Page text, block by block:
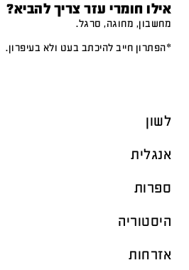
אילו חומרי עזר צריך להביא?
מחשבון, מחוגה, סרגל.
*הפתרון חייב להיכתב בעט ולא בעיפרון.
לשון
אנגלית
ספרות
היסטוריה
אזרחות